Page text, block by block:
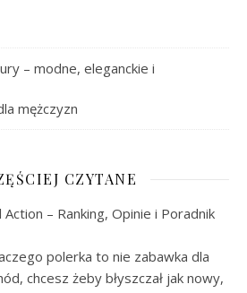
– modne, eleganckie i
mężczyzn
CZYTANE
– Ranking, Opinie i Poradnik
polerka to nie zabawka dla
chcesz żeby błyszczał jak nowy,